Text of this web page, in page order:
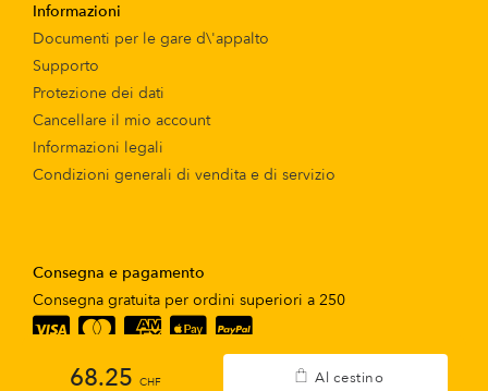
68.25CHF Al cestino
Informazioni
Documenti per le gare d\'appalto
Supporto
Protezione dei dati
Cancellare il mio account
Informazioni legali
Condizioni generali di vendita e di servizio
Consegna e pagamento
Consegna gratuita per ordini superiori a 250